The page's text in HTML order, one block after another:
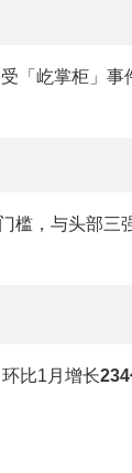
「屹掌柜」事
槛，与头部三
比1月增长